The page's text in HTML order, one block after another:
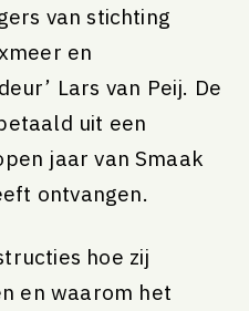
van stichting
en
Lars van Peij. De
uit een
jaar van Smaak
ontvangen.
hoe zij
en waarom het